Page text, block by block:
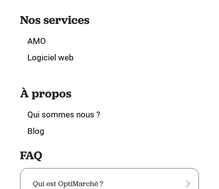
Nos services
AMO
Logiciel web
À propos
Qui sommes nous ?
Blog
FAQ
Qui est OptiMarché ?